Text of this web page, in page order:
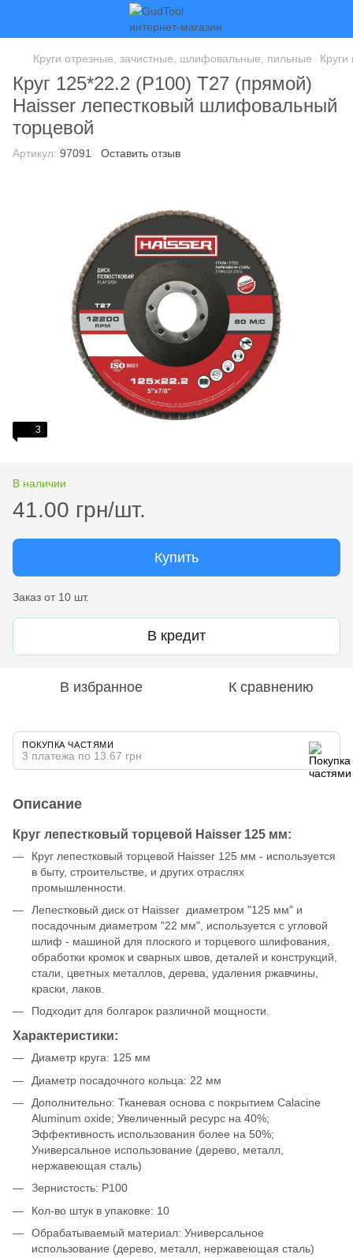
Круги отрезные, зачистные, шлифовальные, пильные
Круг 125*22.2 (P100) Т27 (прямой)
Haisser лепестковый шлифовальный
торцевой
Артикул: 97091 Оставить отзыв
3
В наличии
41.00 грн/шт.
Купить
Заказ от 10 шт.
В кредит
В избранное К сравнению
ПОКУПКА ЧАСТЯМИ
3 платежа по 13.67 грн
Описание
Круг лепестковый торцевой Haisser 125 мм:
Круг лепестковый торцевой Haisser 125 мм - используется
в быту, строительстве, и других отраслях
промышленности.
Лепестковый диск от Haisser диаметром "125 мм" и
посадочным диаметром "22 мм", используется с угловой
шлиф - машиной для плоского и торцевого шлифования,
обработки кромок и сварных швов, деталей и конструкций,
стали, цветных металлов, дерева, удаления ржавчины,
краски, лаков.
Подходит для болгарок различной мощности.
Характеристики:
Диаметр круга: 125 мм
Диаметр посадочного кольца: 22 мм
Дополнительно: Тканевая основа с покрытием Calacine
Aluminum oxide; Увеличенный ресурс на 40%;
Эффективность использования более на 50%;
Универсальное использование (дерево, металл,
нержавеющая сталь)
Зернистость: P100
Кол-во штук в упаковке: 10
Обрабатываемый материал: Универсальное
использование (дерево, металл, нержавеющая сталь)